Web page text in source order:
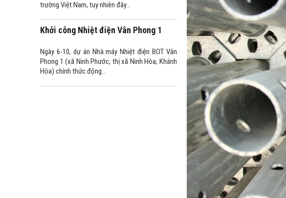
trường Việt Nam, tuy nhiên đây...
Khởi công Nhiệt điện Vân Phong 1
Ngày 6-10, dự án Nhà máy Nhiệt điện BOT Vân
Phong 1 (xã Ninh Phước, thị xã Ninh Hòa, Khánh
Hòa) chính thức động...